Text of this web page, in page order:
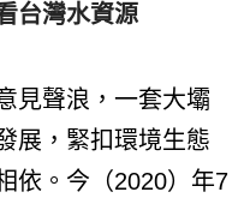
台灣水資源
見聲浪，一套大壩
展，緊扣環境生態
依。今（2020）年7